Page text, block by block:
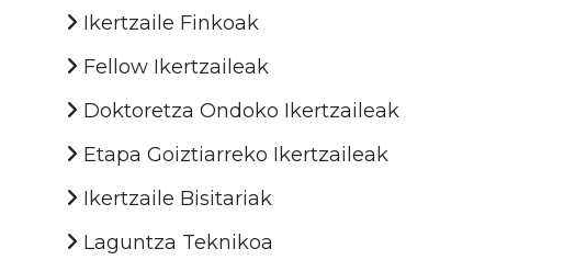
Ikertzaile Finkoak
Fellow Ikertzaileak
Doktoretza Ondoko Ikertzaileak
Etapa Goiztiarreko Ikertzaileak
Ikertzaile Bisitariak
Laguntza Teknikoa